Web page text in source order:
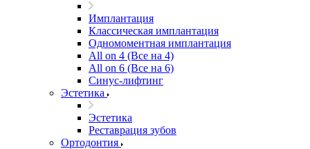
Имплантация
Классическая имплантация
Одномоментная имплантация
All on 4 (Все на 4)
All on 6 (Все на 6)
Синус-лифтинг
Эстетика
Эстетика
Реставрация зубов
Ортодонтия